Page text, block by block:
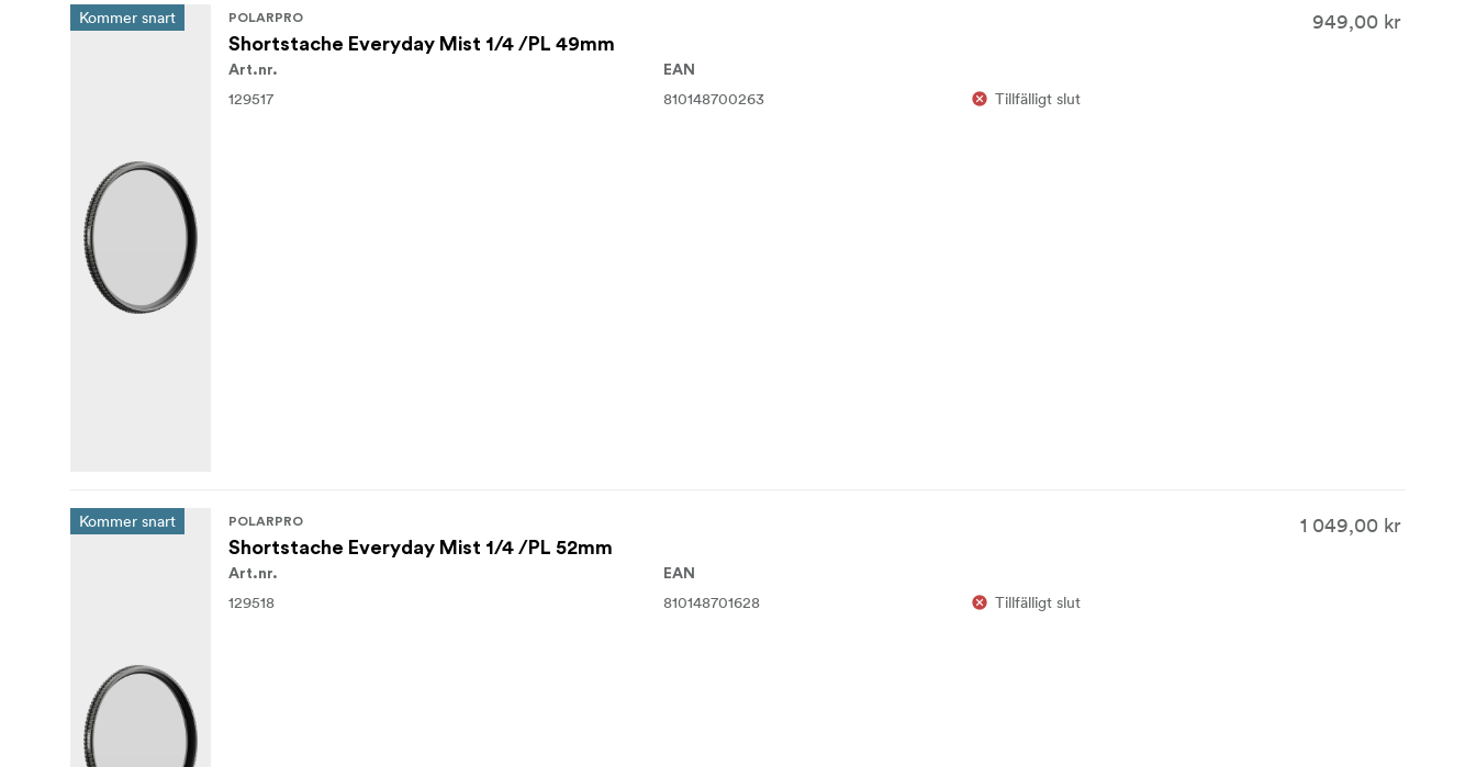
Kommer snart POLARPRO
Shortstache Everyday Mist 1/4 /PL 49mm
949,00 kr
Art.nr.
129517
EAN
810148700263 Tillfälligt slut
Kommer snart POLARPRO
Shortstache Everyday Mist 1/4 /PL 52mm
1 049,00 kr
Art.nr.
129518
EAN
810148701628 Tillfälligt slut